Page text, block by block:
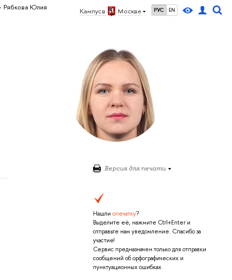
Кампус в Москве РУС EN
Рябкова Юлия
Версия для печати
Нашли опечатку?
Выделите её, нажмите Ctrl+Enter и
отправьте нам уведомление. Спасибо за
участие!
Сервис предназначен только для отправки
сообщений об орфографических и
пунктуационных ошибках.